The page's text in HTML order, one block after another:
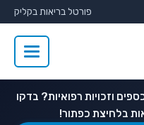
פורטל בריאות בקליק
וזכויות רפואיות? בדקו
בלחיצת כפתור!